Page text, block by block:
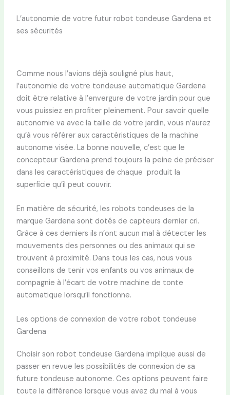
L’autonomie de votre futur robot tondeuse Gardena et
ses sécurités
Comme nous l’avions déjà souligné plus haut,
l’autonomie de votre tondeuse automatique Gardena
doit être relative à l’envergure de votre jardin pour que
vous puissiez en profiter pleinement. Pour savoir quelle
autonomie va avec la taille de votre jardin, vous n’aurez
qu’à vous référer aux caractéristiques de la machine
autonome visée. La bonne nouvelle, c’est que le
concepteur Gardena prend toujours la peine de préciser
dans les caractéristiques de chaque produit la
superficie qu’il peut couvrir.
En matière de sécurité, les robots tondeuses de la
marque Gardena sont dotés de capteurs dernier cri.
Grâce à ces derniers ils n’ont aucun mal à détecter les
mouvements des personnes ou des animaux qui se
trouvent à proximité. Dans tous les cas, nous vous
conseillons de tenir vos enfants ou vos animaux de
compagnie à l’écart de votre machine de tonte
automatique lorsqu’il fonctionne.
Les options de connexion de votre robot tondeuse
Gardena
Choisir son robot tondeuse Gardena implique aussi de
passer en revue les possibilités de connexion de sa
future tondeuse autonome. Ces options peuvent faire
toute la différence lorsque vous avez du mal à vous